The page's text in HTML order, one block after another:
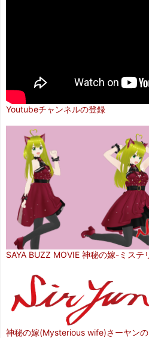
Youtubeチャンネルの登録
SAYA BUZZ MOVIE 神秘の嫁-ミステ
神秘の嫁(Mysterious wife)さーヤンの